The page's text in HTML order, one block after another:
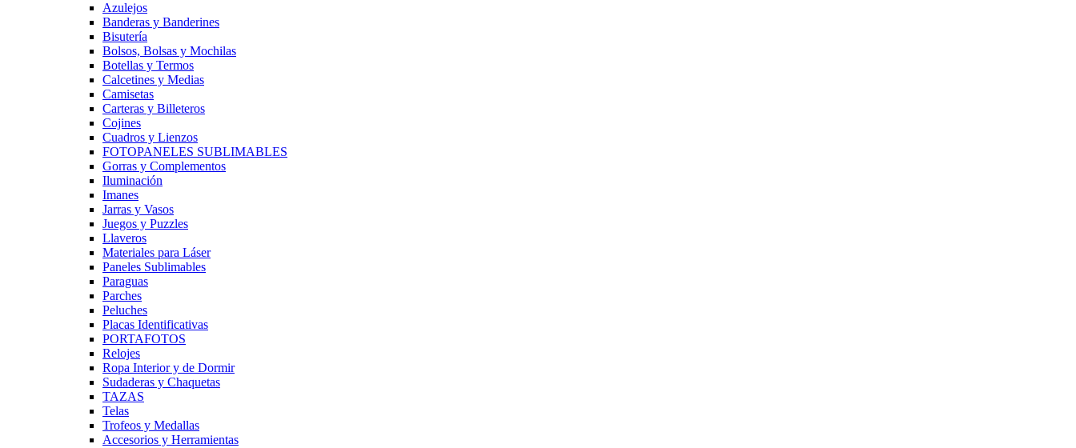
Azulejos
Banderas y Banderines
Bisutería
Bolsos, Bolsas y Mochilas
Botellas y Termos
Calcetines y Medias
Camisetas
Carteras y Billeteros
Cojines
Cuadros y Lienzos
FOTOPANELES SUBLIMABLES
Gorras y Complementos
Iluminación
Imanes
Jarras y Vasos
Juegos y Puzzles
Llaveros
Materiales para Láser
Paneles Sublimables
Paraguas
Parches
Peluches
Placas Identificativas
PORTAFOTOS
Relojes
Ropa Interior y de Dormir
Sudaderas y Chaquetas
TAZAS
Telas
Trofeos y Medallas
Accesorios y Herramientas